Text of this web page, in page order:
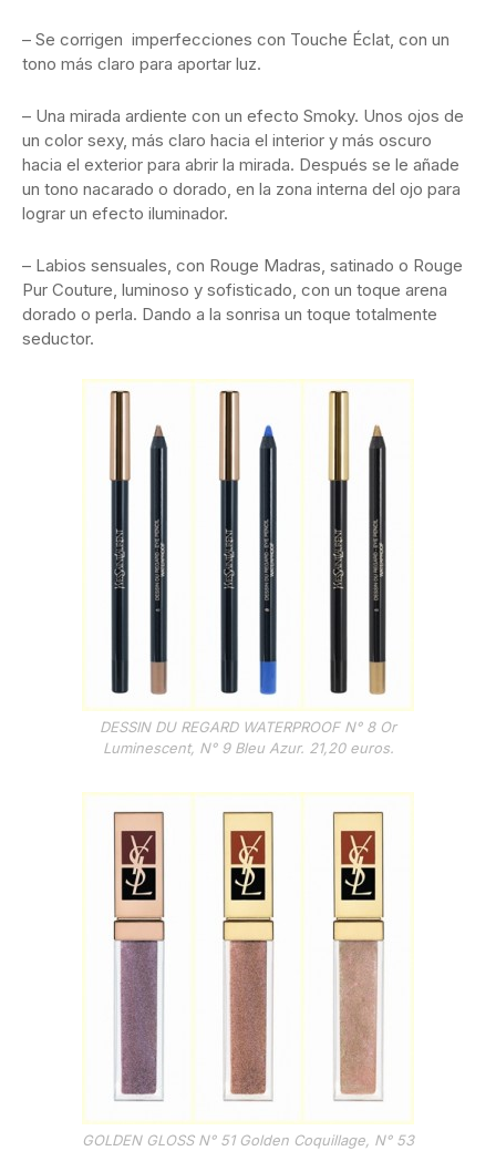
– Se corrigen imperfecciones con Touche Éclat, con un
tono más claro para aportar luz.
– Una mirada ardiente con un efecto Smoky. Unos ojos de
un color sexy, más claro hacia el interior y más oscuro
hacia el exterior para abrir la mirada. Después se le añade
un tono nacarado o dorado, en la zona interna del ojo para
lograr un efecto iluminador.
– Labios sensuales, con Rouge Madras, satinado o Rouge
Pur Couture, luminoso y sofisticado, con un toque arena
dorado o perla. Dando a la sonrisa un toque totalmente
seductor.
DESSIN DU REGARD WATERPROOF N° 8 Or
Luminescent, N° 9 Bleu Azur. 21,20 euros.
GOLDEN GLOSS N° 51 Golden Coquillage, N° 53